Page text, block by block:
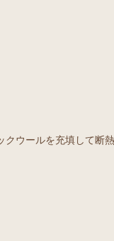
クウールを充填して断